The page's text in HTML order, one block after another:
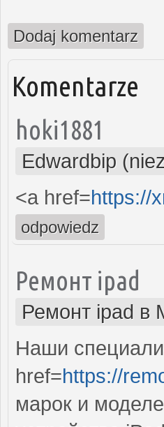
Dodaj komentarz
Komentarze
hoki1881
Edwardbip
<a href=https://
odpowiedz
Ремонт ipad
Ремонт ipad в
Наши
href=https://
марок и